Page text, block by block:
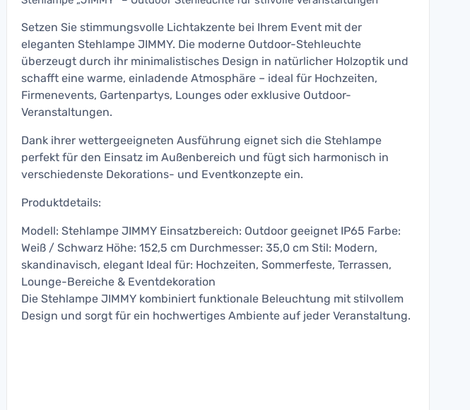
Setzen Sie stimmungsvolle Lichtakzente bei Ihrem Event mit der
eleganten Stehlampe JIMMY. Die moderne Outdoor-Stehleuchte
überzeugt durch ihr minimalistisches Design in natürlicher Holzoptik und
schafft eine warme, einladende Atmosphäre – ideal für Hochzeiten,
Firmenevents, Gartenpartys, Lounges oder exklusive Outdoor-
Veranstaltungen.
Dank ihrer wettergeeigneten Ausführung eignet sich die Stehlampe
perfekt für den Einsatz im Außenbereich und fügt sich harmonisch in
verschiedenste Dekorations- und Eventkonzepte ein.
Produktdetails:
Modell: Stehlampe JIMMY Einsatzbereich: Outdoor geeignet IP65 Farbe:
Weiß / Schwarz Höhe: 152,5 cm Durchmesser: 35,0 cm Stil: Modern,
skandinavisch, elegant Ideal für: Hochzeiten, Sommerfeste, Terrassen,
Lounge-Bereiche & Eventdekoration
Die Stehlampe JIMMY kombiniert funktionale Beleuchtung mit stilvollem
Design und sorgt für ein hochwertiges Ambiente auf jeder Veranstaltung.